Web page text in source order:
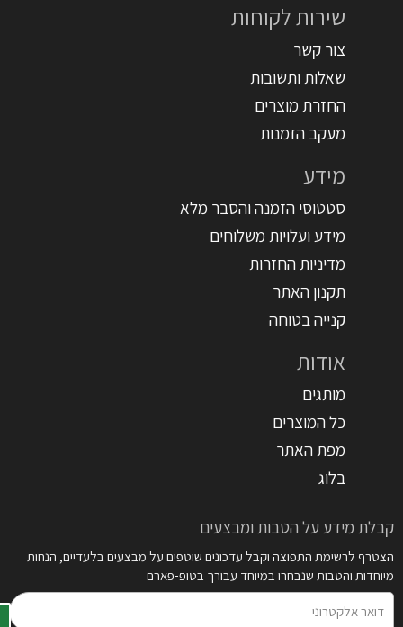
שירות לקוחות
צור קשר
שאלות ותשובות
החזרת מוצרים
מעקב הזמנות
מידע
סטטוסי הזמנה והסבר מלא
מידע ועלויות משלוחים
מדיניות החזרות
תקנון האתר
קנייה בטוחה
אודות
מותגים
כל המוצרים
מפת האתר
בלוג
קבלת מידע על הטבות ומבצעים
הצטרף לרשימת התפוצה וקבל עדכונים שוטפים על מבצעים בלעדיים, הנחות
מיוחדות והטבות שנבחרו במיוחד עבורך בטופ-פארם
אלקטרוני